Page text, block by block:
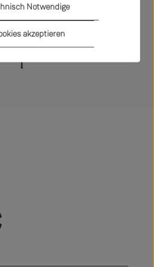
Notwendige
akzeptieren